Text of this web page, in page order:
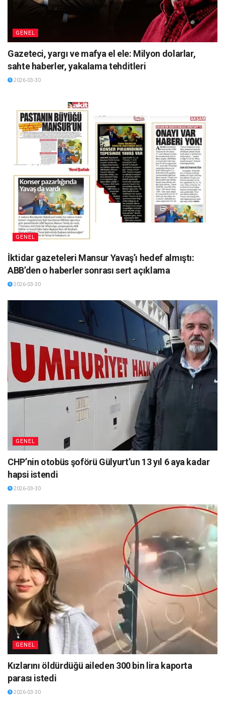
GENEL
Gazeteci, yargı ve mafya el ele: Milyon dolarlar,
sahte haberler, yakalama tehditleri
2026-03-30
GENEL
İktidar gazeteleri Mansur Yavaş’ı hedef almıştı:
ABB’den o haberler sonrası sert açıklama
2026-03-30
GENEL
CHP’nin otobüs şoförü Gülyurt’un 13 yıl 6 aya kadar
hapsi istendi
2026-03-30
GENEL
Kızlarını öldürdüğü aileden 300 bin lira kaporta
parası istedi
2026-03-30